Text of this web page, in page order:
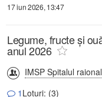
17 iun 2026, 13:47
Legume, fructe și
anul 2026
IMSP Spitalul
1 Loturi: (3)